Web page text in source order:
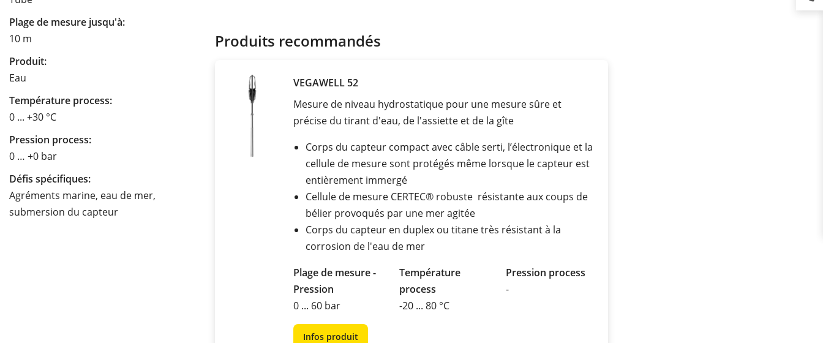
Plage de mesure jusqu'à:
10 m
Produit:
Eau
Température process:
0 ... +30 °C
Pression process:
0 … +0 bar
Défis spécifiques:
Agréments marine, eau de mer,
submersion du capteur
Produits recommandés
VEGAWELL 52
Mesure de niveau hydrostatique pour une mesure sûre et
précise du tirant d'eau, de l'assiette et de la gîte
Corps du capteur compact avec câble serti, l’électronique et la
cellule de mesure sont protégés même lorsque le capteur est
entièrement immergé
Cellule de mesure CERTEC® robuste résistante aux coups de
bélier provoqués par une mer agitée
Corps du capteur en duplex ou titane très résistant à la
corrosion de l'eau de mer
Plage de mesure -
Pression
0 ... 60 bar
Température
process
-20 ... 80 °C
Pression process
-
Infos produit